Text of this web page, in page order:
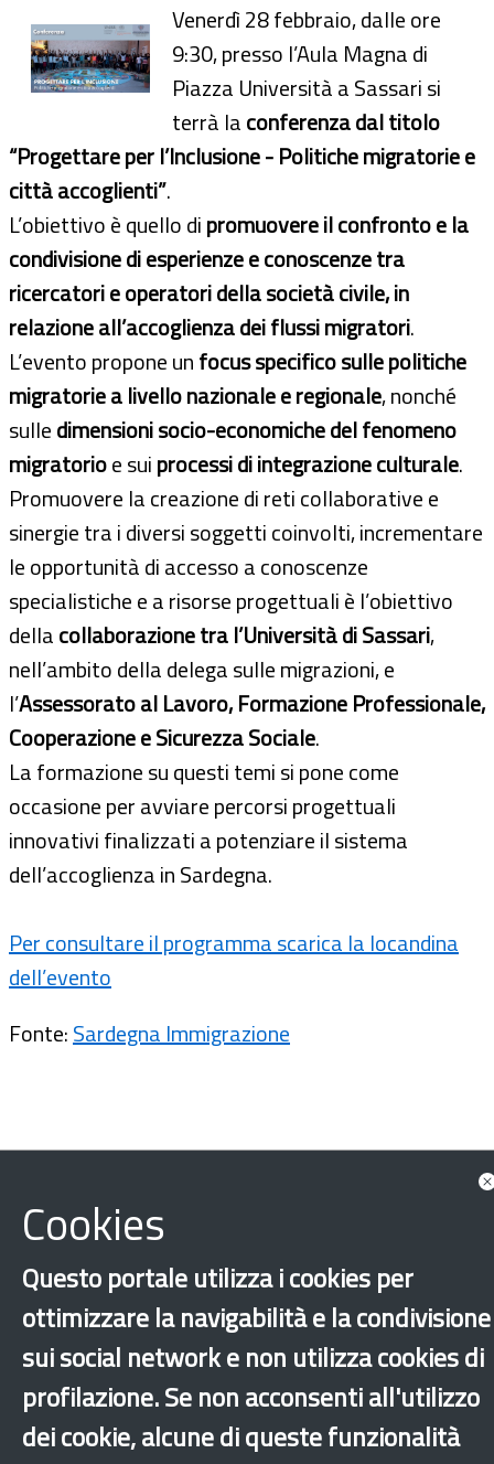
Venerdì 28 febbraio, dalle ore
9:30, presso l’Aula Magna di
Piazza Università a Sassari si
terrà laconferenza dal titolo
“Progettare per l’Inclusione - Politiche migratorie e
città accoglienti”.
L’obiettivo è quello dipromuovere il confronto e la
condivisione di esperienze e conoscenze tra
ricercatori e operatori della società civile, in
relazione all’accoglienza dei flussi migratori.
L’evento propone unfocus specifico sulle politiche
migratorie a livello nazionale e regionale, nonché
sulledimensioni socio-economiche del fenomeno
migratorioe suiprocessi di integrazione culturale.
Promuovere la creazione di reti collaborative e
sinergie tra i diversi soggetti coinvolti, incrementare
le opportunità di accesso a conoscenze
specialistiche e a risorse progettuali è l’obiettivo
dellacollaborazione tra l’Università di Sassari,
nell’ambito della delega sulle migrazioni, e
l’Assessorato al Lavoro, Formazione Professionale,
Cooperazione e Sicurezza Sociale.
La formazione su questi temi si pone come
occasione per avviare percorsi progettuali
innovativi finalizzati a potenziare il sistema
dell’accoglienza in Sardegna.
Per consultare il programma scarica la locandina
dell’evento
Fonte:Sardegna Immigrazione
Sardegna Accoglienza
Integrazione
Altri comuni
Cookies
Questo portale utilizza i cookies per
ottimizzare la navigabilità e la condivisione
sui social network e non utilizza cookies di
profilazione. Se non acconsenti all'utilizzo
dei cookie, alcune di queste funzionalità